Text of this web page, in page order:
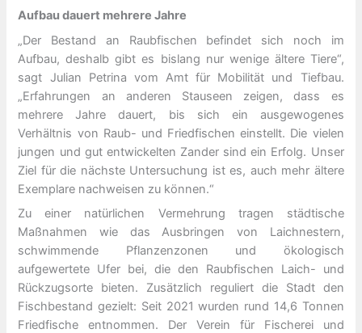
Aufbau dauert mehrere Jahre
„Der Bestand an Raubfischen befindet sich noch im
Aufbau, deshalb gibt es bislang nur wenige ältere Tiere“,
sagt Julian Petrina vom Amt für Mobilität und Tiefbau.
„Erfahrungen an anderen Stauseen zeigen, dass es
mehrere Jahre dauert, bis sich ein ausgewogenes
Verhältnis von Raub- und Friedfischen einstellt. Die vielen
jungen und gut entwickelten Zander sind ein Erfolg. Unser
Ziel für die nächste Untersuchung ist es, auch mehr ältere
Exemplare nachweisen zu können.“
Zu einer natürlichen Vermehrung tragen städtische
Maßnahmen wie das Ausbringen von Laichnestern,
schwimmende Pflanzenzonen und ökologisch
aufgewertete Ufer bei, die den Raubfischen Laich- und
Rückzugsorte bieten. Zusätzlich reguliert die Stadt den
Fischbestand gezielt: Seit 2021 wurden rund 14,6 Tonnen
Friedfische entnommen. Der Verein für Fischerei und